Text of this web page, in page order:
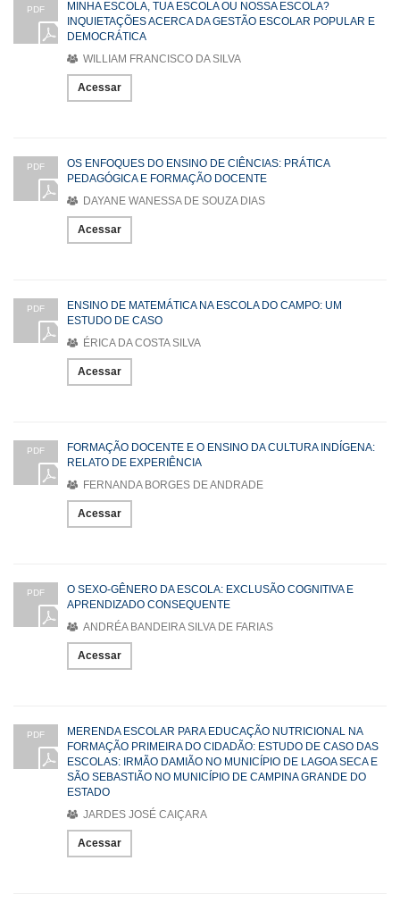
PDF
MINHA ESCOLA, TUA ESCOLA OU NOSSA ESCOLA?
INQUIETAÇÕES ACERCA DA GESTÃO ESCOLAR POPULAR E
DEMOCRÁTICA
WILLIAM FRANCISCO DA SILVA
Acessar
PDF
OS ENFOQUES DO ENSINO DE CIÊNCIAS: PRÁTICA
PEDAGÓGICA E FORMAÇÃO DOCENTE
DAYANE WANESSA DE SOUZA DIAS
Acessar
PDF
ENSINO DE MATEMÁTICA NA ESCOLA DO CAMPO: UM
ESTUDO DE CASO
ÉRICA DA COSTA SILVA
Acessar
PDF
FORMAÇÃO DOCENTE E O ENSINO DA CULTURA INDÍGENA:
RELATO DE EXPERIÊNCIA
FERNANDA BORGES DE ANDRADE
Acessar
PDF
O SEXO-GÊNERO DA ESCOLA: EXCLUSÃO COGNITIVA E
APRENDIZADO CONSEQUENTE
ANDRÉA BANDEIRA SILVA DE FARIAS
Acessar
PDF
MERENDA ESCOLAR PARA EDUCAÇÃO NUTRICIONAL NA
FORMAÇÃO PRIMEIRA DO CIDADÃO: ESTUDO DE CASO DAS
ESCOLAS: IRMÃO DAMIÃO NO MUNICÍPIO DE LAGOA SECA E
SÃO SEBASTIÃO NO MUNICÍPIO DE CAMPINA GRANDE DO
ESTADO
JARDES JOSÉ CAIÇARA
Acessar